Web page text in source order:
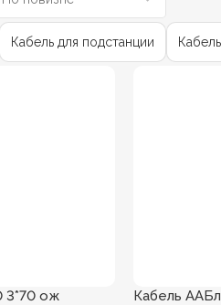
Кабель для подстанции
3*70 ож Кабель